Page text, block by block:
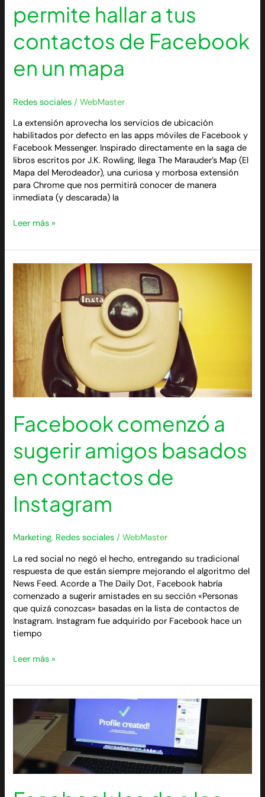
permite hallar a tus
contactos de Facebook
en un mapa
Redes sociales /WebMaster
La extensión aprovecha los servicios de ubicación
habilitados por defecto en las apps móviles de Facebook y
Facebook Messenger. Inspirado directamente en la saga de
libros escritos por J.K. Rowling, llega The Marauder’s Map (El
Mapa del Merodeador), una curiosa y morbosa extensión
para Chrome que nos permitirá conocer de manera
inmediata (y descarada) la
Leer más »
Facebook comenzó a
sugerir amigos basados
en contactos de
Instagram
Marketing, Redes sociales /WebMaster
La red social no negó el hecho, entregando su tradicional
respuesta de que están siempre mejorando el algoritmo del
News Feed. Acorde a The Daily Dot, Facebook habría
comenzado a sugerir amistades en su sección «Personas
que quizá conozcas» basadas en la lista de contactos de
Instagram. Instagram fue adquirido por Facebook hace un
tiempo
Facebook
comenzó
a
sugerir
amigos
basados
en
contactos
de
Instagram
Leer más »
Facebook
les
los
padres
nuevo